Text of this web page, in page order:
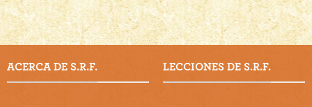
ACERCA DE S.R.F. LECCIONES DE S.R.F.